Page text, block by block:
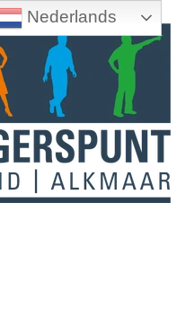
Nederlands